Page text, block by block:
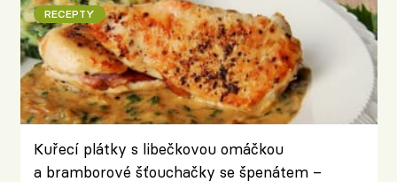
RECEPTY
Kuřecí plátky s libečkovou omáčkou
a bramborové šťouchačky se špenátem –